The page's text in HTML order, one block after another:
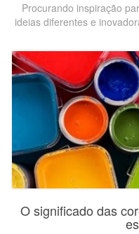
Procurando inspiração
ideias diferentes e
O significado das